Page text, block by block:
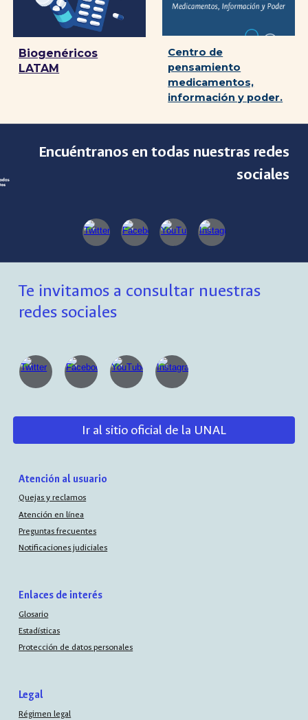
Biogenéricos
LATAM
Centro de
pensamiento
medicamentos,
información y poder.
Encuéntranos en todas nuestras redes
sociales
Te invitamos a consultar nuestras
redes sociales
Ir al sitio oficial de la UNAL
Atención al usuario
Quejas y reclamos
Atención en línea
Preguntas frecuentes
Notificaciones judiciales
Enlaces de interés
Glosario
Estadísticas
Protección de datos personales
Legal
Régimen legal